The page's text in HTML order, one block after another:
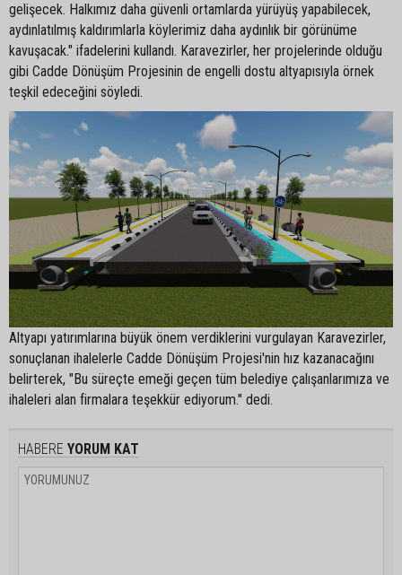
gelişecek. Halkımız daha güvenli ortamlarda yürüyüş yapabilecek,
aydınlatılmış kaldırımlarla köylerimiz daha aydınlık bir görünüme
kavuşacak." ifadelerini kullandı. Karavezirler, her projelerinde olduğu
gibi Cadde Dönüşüm Projesinin de engelli dostu altyapısıyla örnek
teşkil edeceğini söyledi.
Altyapı yatırımlarına büyük önem verdiklerini vurgulayan Karavezirler,
sonuçlanan ihalelerle Cadde Dönüşüm Projesi'nin hız kazanacağını
belirterek, "Bu süreçte emeği geçen tüm belediye çalışanlarımıza ve
ihaleleri alan firmalara teşekkür ediyorum." dedi.
HABERE YORUM KAT